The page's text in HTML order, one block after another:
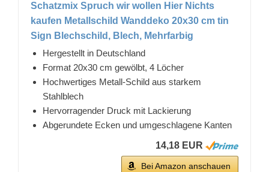
Schatzmix Spruch wir wollen Hier Nichts
kaufen Metallschild Wanddeko 20x30 cm tin
Sign Blechschild, Blech, Mehrfarbig
Hergestellt in Deutschland
Format 20x30 cm gewölbt, 4 Löcher
Hochwertiges Metall-Schild aus starkem
Stahlblech
Hervorragender Druck mit Lackierung
Abgerundete Ecken und umgeschlagene Kanten
14,18 EUR
Bei Amazon anschauen